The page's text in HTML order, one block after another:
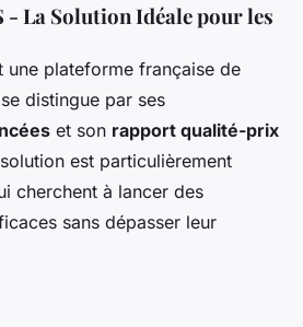
- La Solution Idéale pour les
une plateforme française de
distingue par ses
et son rapport qualité-prix
est particulièrement
cherchent à lancer des
sans dépasser leur